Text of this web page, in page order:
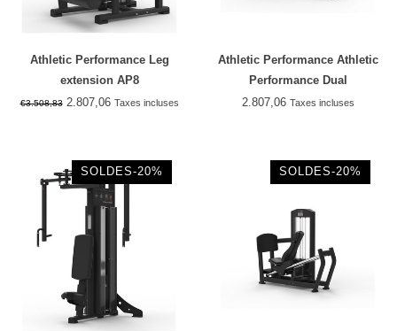
Athletic Performance Leg
extension AP8
€3.508,832.807,06 Taxes incluses
Athletic Performance Athletic
Performance Dual
Adducteur/Abducteur
2.807,06 Taxes incluses
SOLDES-20% SOLDES-20%